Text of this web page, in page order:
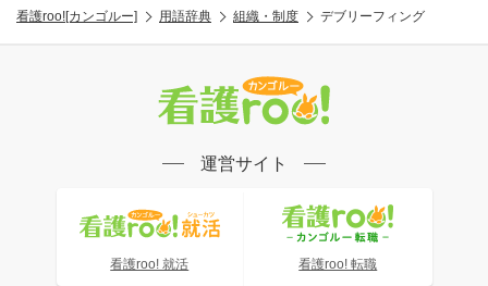
看護roo![カンゴルー] 用語辞典 組織・制度 デブリーフィング
運営サイト
看護roo! 就活 看護roo! 転職